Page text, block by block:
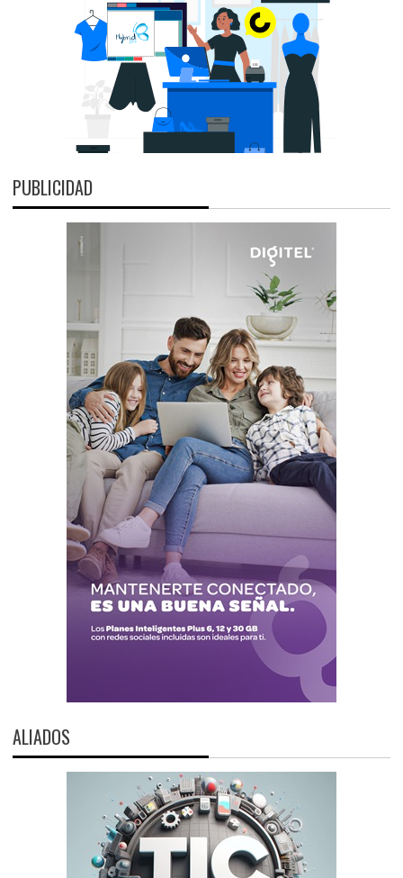
PUBLICIDAD
ALIADOS